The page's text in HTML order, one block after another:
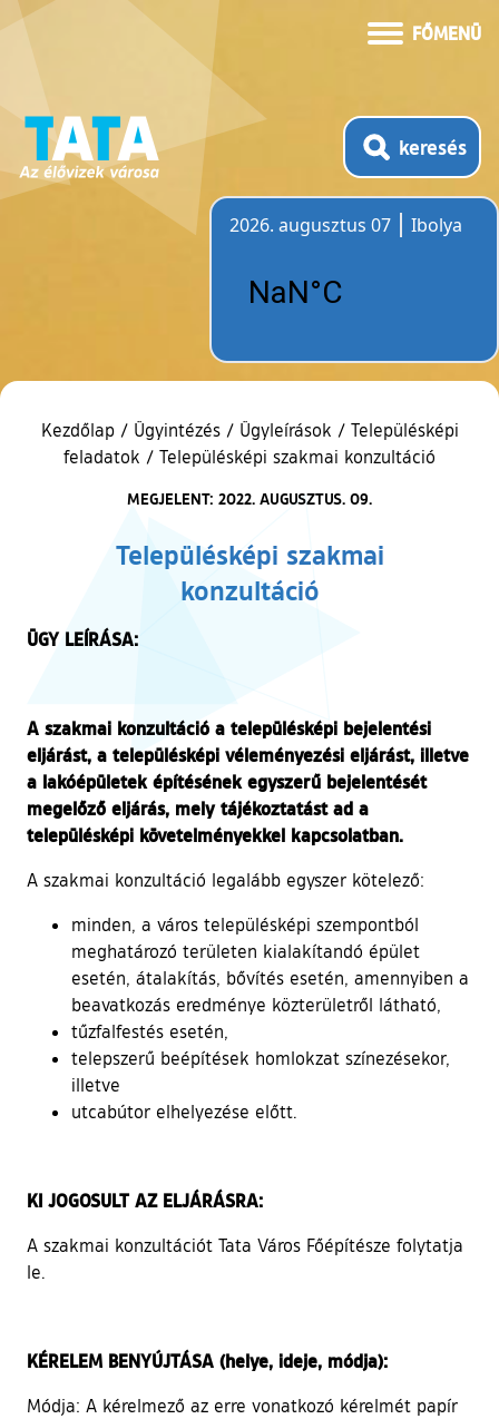
FŐMENÜ
keresés
2026. augusztus 07
Ibolya
Kezdőlap / Ügyintézés / Ügyleírások / Településképi
feladatok / Településképi szakmai konzultáció
MEGJELENT: 2022. AUGUSZTUS. 09.
Településképi szakmai
konzultáció
ÜGY LEÍRÁSA:
A szakmai konzultáció a településképi bejelentési
eljárást, a településképi véleményezési eljárást, illetve
a lakóépületek építésének egyszerű bejelentését
megelőző eljárás, mely tájékoztatást ad a
településképi követelményekkel kapcsolatban.
A szakmai konzultáció legalább egyszer kötelező:
minden, a város településképi szempontból
meghatározó területen kialakítandó épület
esetén, átalakítás, bővítés esetén, amennyiben a
beavatkozás eredménye közterületről látható,
tűzfalfestés esetén,
telepszerű beépítések homlokzat színezésekor,
illetve
utcabútor elhelyezése előtt.
KI JOGOSULT AZ ELJÁRÁSRA:
A szakmai konzultációt Tata Város Főépítésze folytatja
le.
KÉRELEM BENYÚJTÁSA (helye, ideje, módja):
Módja: A kérelmező az erre vonatkozó kérelmét papír